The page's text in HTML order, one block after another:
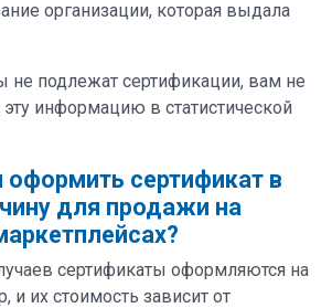
организации, которая выдала
не подлежат сертификации, вам не
информацию в статистической
сертификат в
для продажи на
сертификаты оформляются на
и их стоимость зависит от